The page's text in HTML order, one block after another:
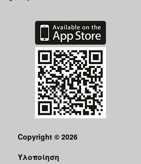
Copyright © 2026
Υλοποίηση